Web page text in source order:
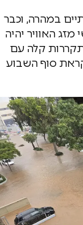
במהרה, וכבר
האוויר יהיה
קלה עם
סוף השבוע